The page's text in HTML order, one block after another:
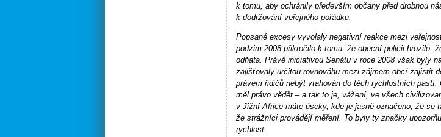
k tomu, aby ochránily především občany před drobnou
k dodržování veřejného pořádku.
Popsané excesy vyvolaly negativní reakce mezi
podzim 2008 přikročilo k tomu, že obecní policii hrozilo,
odňata. Právě iniciativou Senátu v roce 2008 však byly
zajišťovaly určitou rovnováhu mezi zájmem obcí zajistit
právem řidičů nebýt vtahován do těch rychlostních
měl právo vědět – a tak to je, vážení, ve všech
v Jižní Africe máte úseky, kde je jasně označeno, že se
že strážníci provádějí měření. To byly ty značky
rychlost.